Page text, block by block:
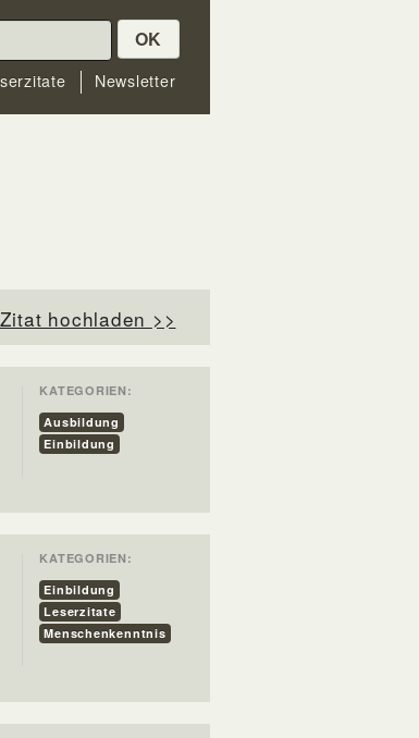
OK
Newsletter
hochladen >>
KATEGORIEN:
Ausbildung
Einbildung
KATEGORIEN:
Einbildung
Leserzitate
Menschenkenntnis